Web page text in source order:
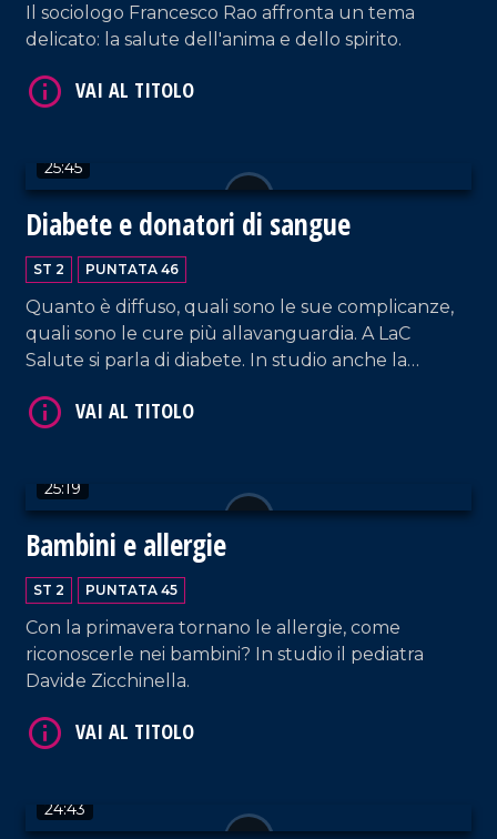
Il sociologo Francesco Rao affronta un tema
delicato: la salute dell'anima e dello spirito.
25:45
Diabete e donatori di sangue
ST 2 PUNTATA 46
Quanto è diffuso, quali sono le sue complicanze,
quali sono le cure più allavanguardia. A LaC
Salute si parla di diabete. In studio anche la
provinciale di Catanzaro.
25:19
Bambini e allergie
ST 2 PUNTATA 45
Con la primavera tornano le allergie, come
riconoscerle nei bambini? In studio il pediatra
Davide Zicchinella.
24:43
VAI AL TITOLO
VAI AL TITOLO
VAI AL TITOLO
VAI AL TITOLO